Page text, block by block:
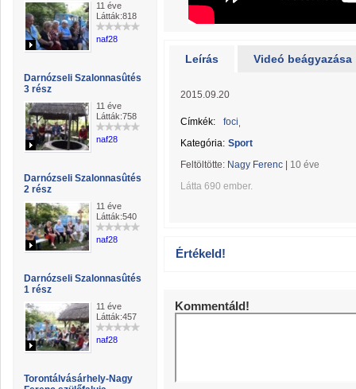
11 éve
Látták:818
naf28
Darnózseli Szalonnasûtés
3 rész
11 éve
Látták:758
naf28
Darnózseli Szalonnasûtés
2 rész
11 éve
Látták:540
naf28
Darnózseli Szalonnasûtés
1 rész
11 éve
Látták:457
naf28
Torontálvásárhely-Nagy
Leírás Videó beágyazása
2015.09.20
Címkék:
foci
Kategória: Sport
Feltöltötte: Nagy Ferenc
10 éve
Látta 690 ember.
Értékeld!
Kommentáld!